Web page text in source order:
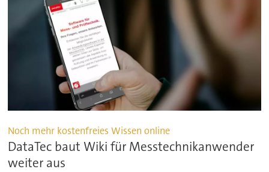
Noch mehr kostenfreies Wissen online
DataTec baut Wiki für Messtechnikanwender
weiter aus